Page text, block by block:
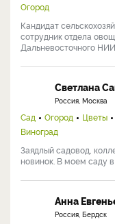
Огород
Кандидат
сотрудник отдела
Дальневосточного НИИ
Светлана
Россия, Москва
Сад Огород Цветы
Виноград
Заядлый садовод,
новинок. В моем саду
Анна
Россия, Бердск